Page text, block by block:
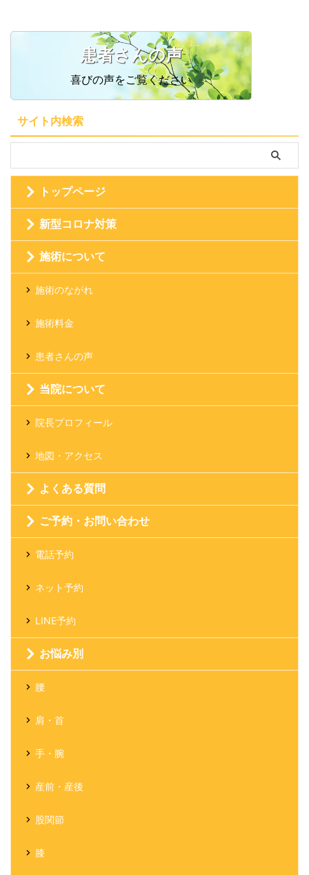
る」方がいいと思いお風呂に浸か
ったりしてしまいがちですが対処
法はアイスパックや氷嚢(ひ ...患者さんの声
喜びの声をご覧ください
サイト内検索
トップページ
新型コロナ対策
施術について
施術のながれ
施術料金
患者さんの声
当院について
院長プロフィール
地図・アクセス
よくある質問
ご予約・お問い合わせ
電話予約
ネット予約
LINE予約
お悩み別
腰
肩・首
手・腕
産前・産後
股関節
膝